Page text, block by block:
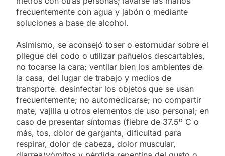
frecuentemente con agua y jabón o mediante
soluciones a base de alcohol.
Asimismo, se aconsejó toser o estornudar sobre el
pliegue del codo o utilizar pañuelos descartables,
no tocarse la cara; ventilar bien los ambientes de
la casa, del lugar de trabajo y medios de
transporte. desinfectar los objetos que se usan
frecuentemente; no automedicarse; no compartir
mate, vajilla u otros elementos de uso personal; en
caso de presentar síntomas (fiebre de 37.5º C o
más, tos, dolor de garganta, dificultad para
respirar, dolor de cabeza, dolor muscular,